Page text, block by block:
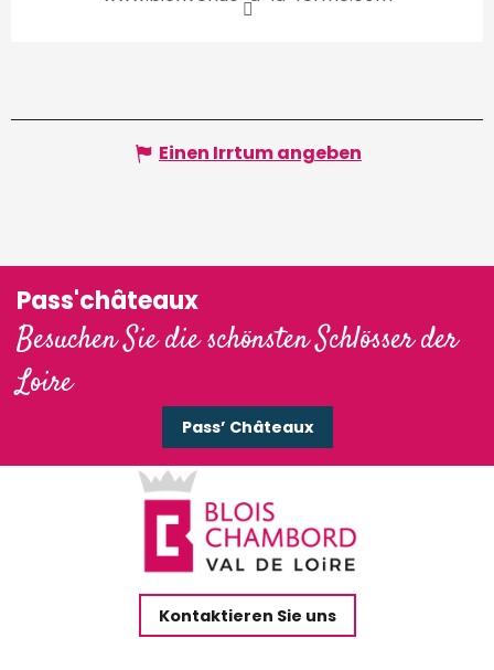
Einen Irrtum angeben
Pass'châteaux
Besuchen Sie die schönsten Schlösser der
Loire
Pass’ Châteaux
Kontaktieren Sie uns